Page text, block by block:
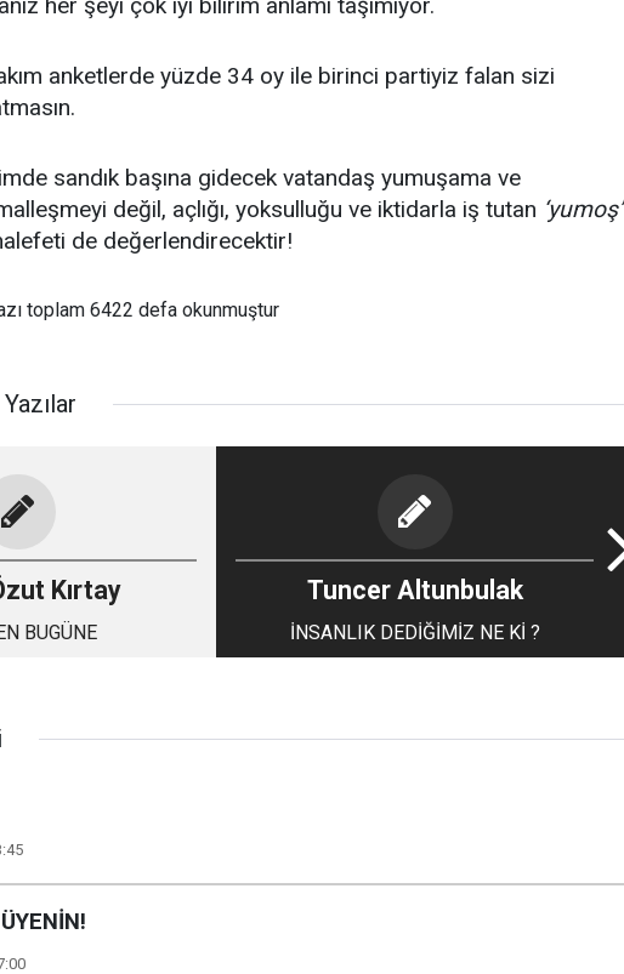
anketlerde yüzde 34 oy ile birinci partiyiz falan sizi
sandık başına gidecek vatandaş yumuşama ve
değil, açlığı, yoksulluğu ve iktidarla iş tutan ‘yumoş’
de değerlendirecektir!
toplam 6422 defa okunmuştur
Kırtay
BUGÜNE
Tuncer Altunbulak
İNSANLIK DEDİĞİMİZ NE Kİ ?